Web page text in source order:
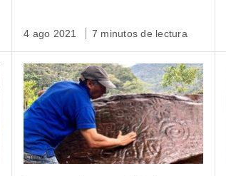
4 ago 2021 7 minutos de lectura